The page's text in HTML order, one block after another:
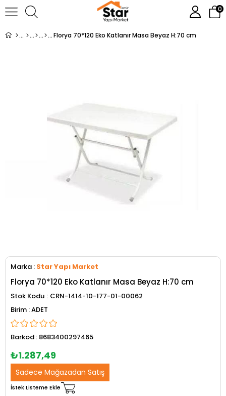
0
Florya 70*120 Eko Katlanır Masa Beyaz H:70 cm
Marka : Star Yapı Market
Florya 70*120 Eko Katlanır Masa Beyaz H:70 cm
Stok Kodu
CRN-1414-10-177-01-00062
ADET
Barkod : 8683400297465
₺1.287,49
Sadece Mağazadan Satış
İstek Listeme Ekle